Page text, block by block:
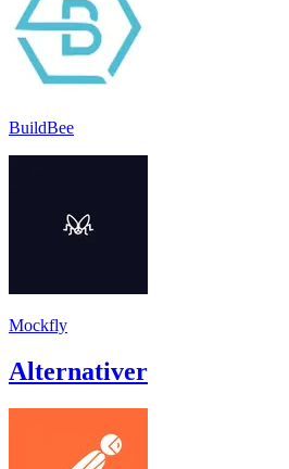
BuildBee
Mockfly
Alternativer